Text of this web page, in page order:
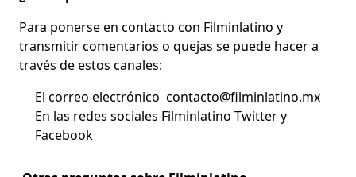
Para ponerse en contacto con Filminlatino y
transmitir comentarios o quejas se puede hacer a
través de estos canales:
El correo electrónico contacto@filminlatino.mx
En las redes sociales Filminlatino Twitter y
Facebook